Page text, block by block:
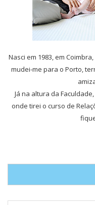
Nasci em 1983, em
mudei-me para o Porto,
Já na altura da
onde tirei o curso de